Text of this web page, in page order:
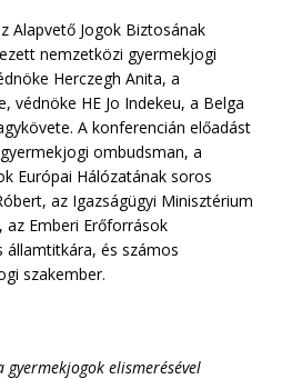
Alapvető Jogok Biztosának
nemzetközi gyermekjogi
Herczegh Anita, a
védnöke HE Jo Indekeu, a Belga
A konferencián előadást
ombudsman, a
Európai Hálózatának soros
az Igazságügyi Minisztérium
Emberi Erőforrások
államtitkára, és számos
szakember.
elismerésével